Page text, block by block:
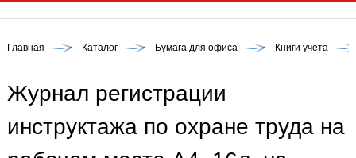
Главная Каталог Бумага для офиса Книги учета
Журнал регистрации
инструктажа по охране труда на